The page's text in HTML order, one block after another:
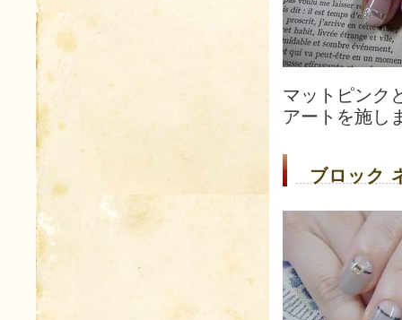
マットピンク
アートを施し
ブロック